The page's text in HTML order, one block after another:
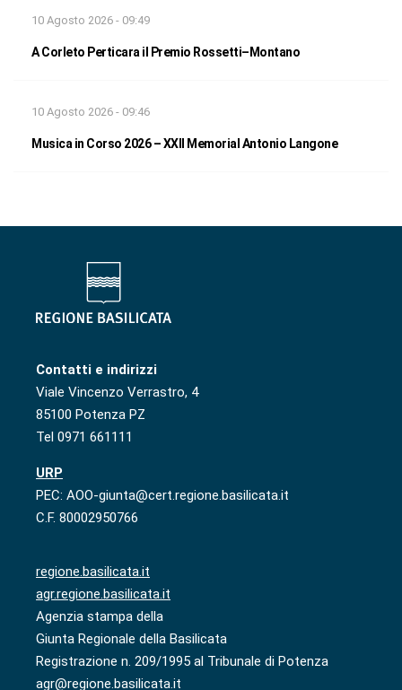
10 Agosto 2026 - 09:49
A Corleto Perticara il Premio Rossetti–Montano
10 Agosto 2026 - 09:46
Musica in Corso 2026 – XXII Memorial Antonio Langone
Contatti e indirizzi
Viale Vincenzo Verrastro, 4
85100 Potenza PZ
Tel 0971 661111
URP
PEC: AOO-giunta@cert.regione.basilicata.it
C.F. 80002950766
regione.basilicata.it
agr.regione.basilicata.it
Agenzia stampa della
Giunta Regionale della Basilicata
Registrazione n. 209/1995 al Tribunale di Potenza
agr@regione.basilicata.it